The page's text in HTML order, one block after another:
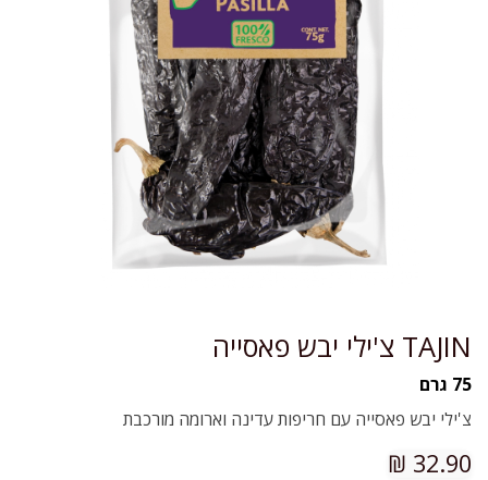
TAJIN צ'ילי יבש פאסייה
75 גרם
צ'ילי יבש פאסייה עם חריפות עדינה וארומה מורכבת
32.90
₪